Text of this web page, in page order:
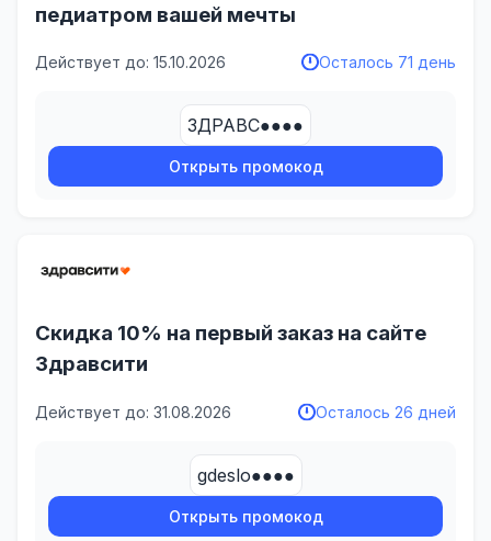
педиатром вашей мечты
Действует до: 15.10.2026 Осталось 71 день
ЗДРАВС●●●●
Открыть промокод
Скидка 10% на первый заказ на сайте
Здравсити
Действует до: 31.08.2026 Осталось 26 дней
gdeslo●●●●
Открыть промокод